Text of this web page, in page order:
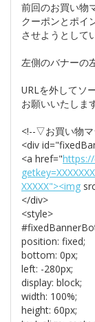
前回のお買い物
クーポンとポイ
させようとして
左側のバナーの
URLを外してソ
お願いいたしま
<!--▽お買い物
<div
<a href="
XXXXX"><img
</div>
<style>
position: fixed;
bottom: 0px;
left: -280px;
display: block;
width: 100%;
height: 60px;